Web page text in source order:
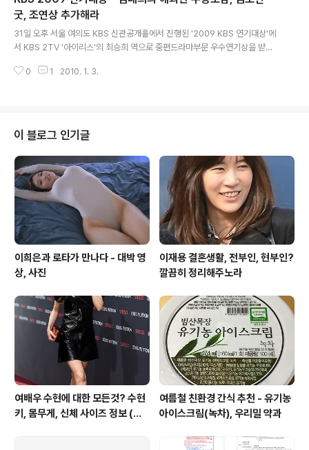
에서... 왜 자신과 직접적인 관계없는 스포츠 쾌거를 보고는 경제에 대한 희망을
품어야 하느냐고!! 금메달 격려전화 물론 해줘야지. 올림픽 쾌거를 통해 자기 ..
굿, 조연상 추가해라
31일 오후 서울 여의도 KBS 신관공개홀에서 진행된 '2009 KBS 연기대상'에
서 KBS 2TV '아이리스'의 최승희 역으로 중편드라마부문 우수연기상을 받은
너무나 소중한 작품입니다. 그런데 이렇게 큰 상까지 주셔서 정말 너무너무 감
상을 받을 수 있는 것 같다. 정준호 김영철 김승우 김소연, 소중한 인연들에게 고
맙다. 앞으로 더 열심히 하겠다"는 수상소감을 전했다. ─────────────
───..
0 1 2010. 1. 3.
이 블로그 인기글
이희은과 로타가 만나다 - 대박 영
상, 사진
이재용 결혼생활, 전부인, 현부인?
깔끔히 정리해주노라
여배우 수현에 대한 모든것? 수현
키, 몸무게, 신체 사이즈 정보 (요
여름철 친환경 간식 추천 - 유기농
아이스크림(녹차), 우리밀 약과